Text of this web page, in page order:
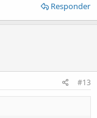
Responder
#13